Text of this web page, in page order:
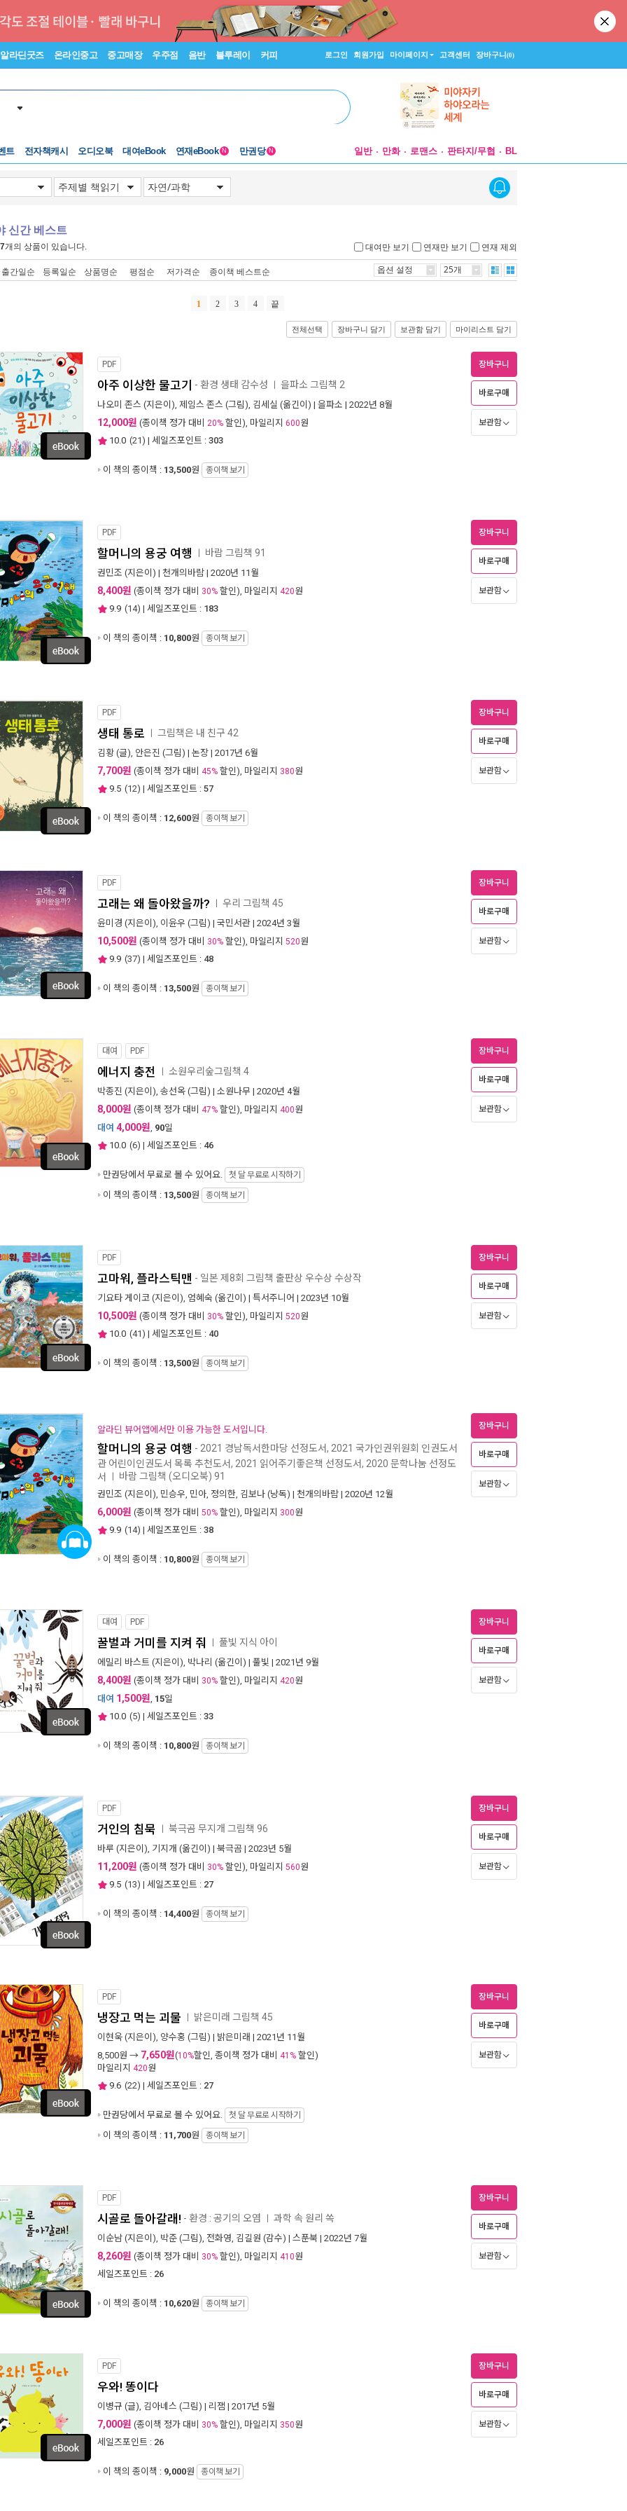
알라딘굿즈 온라인중고 중고매장 우주점 음반 블루레이 커피 로그인 회원가입 마이페이지 고객센터 장바구니(0)
트 전자책캐시 오디오북 대여eBook 연재eBook N 만권당 N 일반 만화 로맨스 판타지/무협 BL
신간 베스트
개의 상품이 있습니다. 대여만 보기 연재만 보기 연재 제외
출간일순 등록일순 상품명순 평점순 저가격순 종이책 베스트순 옵션 설정 25개
1 2 3 4 끝
전체선택 장바구니 담기 보관함 담기 마이리스트 담기
PDF
아주 이상한 물고기 - 환경 생태 감수성 을파소 그림책 2
나오미 존스 (지은이), 제임스 존스 (그림), 김세실 (옮긴이) | 을파소 | 2022년 8월
12,000원 (종이책 정가 대비 20% 할인), 마일리지 600원
10.0 (21) | 세일즈포인트 : 303
이 책의 종이책 : 13,500원 종이책 보기
장바구니
바로구매
보관함
PDF
할머니의 용궁 여행 바람 그림책 91
권민조 (지은이) | 천개의바람 | 2020년 11월
8,400원 (종이책 정가 대비 30% 할인), 마일리지 420원
9.9 (14) | 세일즈포인트 : 183
이 책의 종이책 : 10,800원 종이책 보기
장바구니
바로구매
보관함
PDF
생태 통로 그림책은 내 친구 42
김황 (글), 안은진 (그림) | 논장 | 2017년 6월
7,700원 (종이책 정가 대비 45% 할인), 마일리지 380원
9.5 (12) | 세일즈포인트 : 57
이 책의 종이책 : 12,600원 종이책 보기
장바구니
바로구매
보관함
PDF
고래는 왜 돌아왔을까? 우리 그림책 45
윤미경 (지은이), 이윤우 (그림) | 국민서관 | 2024년 3월
10,500원 (종이책 정가 대비 30% 할인), 마일리지 520원
9.9 (37) | 세일즈포인트 : 48
이 책의 종이책 : 13,500원 종이책 보기
장바구니
바로구매
보관함
대여 PDF
에너지 충전 소원우리숲그림책 4
박종진 (지은이), 송선옥 (그림) | 소원나무 | 2020년 4월
8,000원 (종이책 정가 대비 47% 할인), 마일리지 400원
대여 4,000원, 90일
10.0 (6) | 세일즈포인트 : 46
만권당에서 무료로 볼 수 있어요. 첫 달 무료로 시작하기
이 책의 종이책 : 13,500원 종이책 보기
장바구니
바로구매
보관함
PDF
고마워, 플라스틱맨 - 일본 제8회 그림책 출판상 우수상 수상작
기요타 게이코 (지은이), 엄혜숙 (옮긴이) | 특서주니어 | 2023년 10월
10,500원 (종이책 정가 대비 30% 할인), 마일리지 520원
10.0 (41) | 세일즈포인트 : 40
이 책의 종이책 : 13,500원 종이책 보기
장바구니
바로구매
보관함
알라딘 뷰어앱에서만 이용 가능한 도서입니다.
할머니의 용궁 여행 - 2021 경남독서한마당 선정도서, 2021 국가인권위원회 인권도서
관 어린이인권도서 목록 추천도서, 2021 읽어주기좋은책 선정도서, 2020 문학나눔 선정도
서
바람 그림책 (오디오북) 91
권민조 (지은이), 민승우, 민아, 정의한, 김보나 (낭독) | 천개의바람 | 2020년 12월
6,000원 (종이책 정가 대비 50% 할인), 마일리지 300원
9.9 (14) | 세일즈포인트 : 38
이 책의 종이책 : 10,800원 종이책 보기
장바구니
바로구매
보관함
대여 PDF
꿀벌과 거미를 지켜 줘 풀빛 지식 아이
에밀리 바스트 (지은이), 박나리 (옮긴이) | 풀빛 | 2021년 9월
8,400원 (종이책 정가 대비 30% 할인), 마일리지 420원
대여 1,500원, 15일
10.0 (5) | 세일즈포인트 : 33
이 책의 종이책 : 10,800원 종이책 보기
장바구니
바로구매
보관함
PDF
거인의 침묵 북극곰 무지개 그림책 96
바루 (지은이), 기지개 (옮긴이) | 북극곰 | 2023년 5월
11,200원 (종이책 정가 대비 30% 할인), 마일리지 560원
9.5 (13) | 세일즈포인트 : 27
이 책의 종이책 : 14,400원 종이책 보기
장바구니
바로구매
보관함
PDF
냉장고 먹는 괴물 밝은미래 그림책 45
이현욱 (지은이), 양수홍 (그림) | 밝은미래 | 2021년 11월
8,500원 → 7,650원(10%할인, 종이책 정가 대비 41% 할인)
마일리지 420원
9.6 (22) | 세일즈포인트 : 27
만권당에서 무료로 볼 수 있어요. 첫 달 무료로 시작하기
이 책의 종이책 : 11,700원 종이책 보기
장바구니
바로구매
보관함
PDF
시골로 돌아갈래! - 환경 : 공기의 오염 과학 속 원리 쏙
이순남 (지은이), 박준 (그림), 전화영, 김길원 (감수) | 스푼북 | 2022년 7월
8,260원 (종이책 정가 대비 30% 할인), 마일리지 410원
세일즈포인트 : 26
이 책의 종이책 : 10,620원 종이책 보기
장바구니
바로구매
보관함
PDF
우와! 똥이다
이병규 (글), 김아녜스 (그림) | 리잼 | 2017년 5월
7,000원 (종이책 정가 대비 30% 할인), 마일리지 350원
세일즈포인트 : 26
이 책의 종이책 : 9,000원 종이책 보기
장바구니
바로구매
보관함